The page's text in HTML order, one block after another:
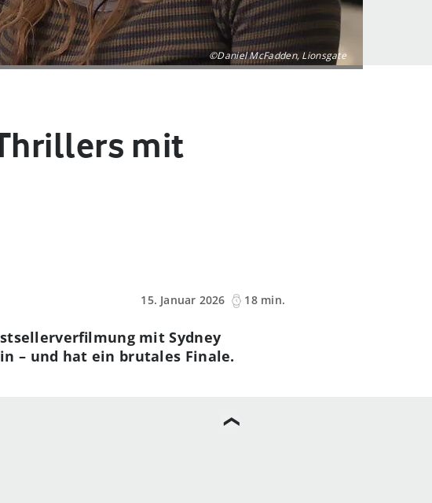
©Daniel McFadden, Lionsgate
mit
15. Januar 2026
18 min.
mit Sydney
– und hat ein brutales Finale.